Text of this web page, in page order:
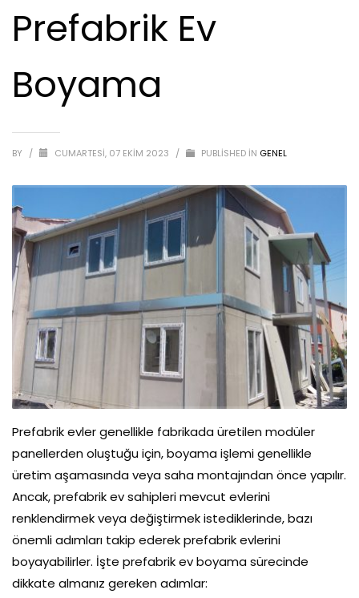
Prefabrik Ev
Boyama
BY / CUMARTESI, 07 EKIM 2023 / PUBLISHED IN GENEL
Prefabrik evler genellikle fabrikada üretilen modüler
panellerden oluştuğu için, boyama işlemi genellikle
üretim aşamasında veya saha montajından önce yapılır.
Ancak, prefabrik ev sahipleri mevcut evlerini
renklendirmek veya değiştirmek istediklerinde, bazı
önemli adımları takip ederek prefabrik evlerini
boyayabilirler. İşte prefabrik ev boyama sürecinde
dikkate almanız gereken adımlar: